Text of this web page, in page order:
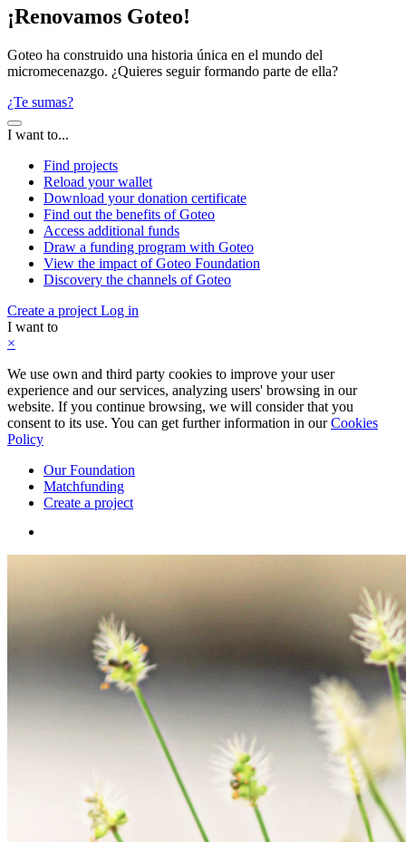
¡Renovamos Goteo!
Goteo ha construido una historia única en el mundo del
micromecenazgo. ¿Quieres seguir formando parte de ella?
¿Te sumas?
I want to...
Find projects
Reload your wallet
Download your donation certificate
Find out the benefits of Goteo
Access additional funds
Draw a funding program with Goteo
View the impact of Goteo Foundation
Discovery the channels of Goteo
Create a project Log in
I want to
×
We use own and third party cookies to improve your user
experience and our services, analyzing users' browsing in our
website. If you continue browsing, we will consider that you
consent to its use. You can get further information in ourCookies
Policy
Our Foundation
Matchfunding
Create a project